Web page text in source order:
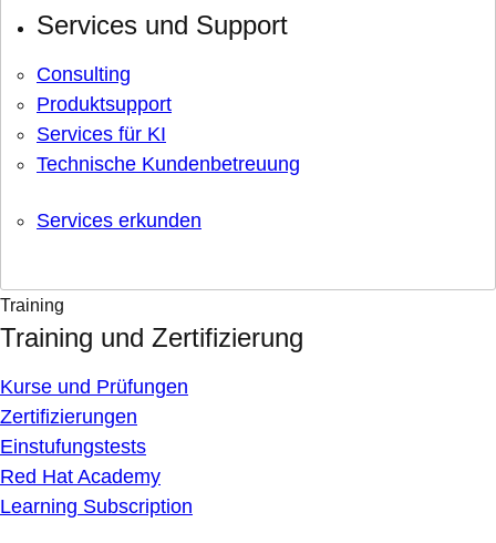
Services und Support
Consulting
Produktsupport
Services für KI
Technische Kundenbetreuung
Services erkunden
Training
Training und Zertifizierung
Kurse und Prüfungen
Zertifizierungen
Einstufungstests
Red Hat Academy
Learning Subscription